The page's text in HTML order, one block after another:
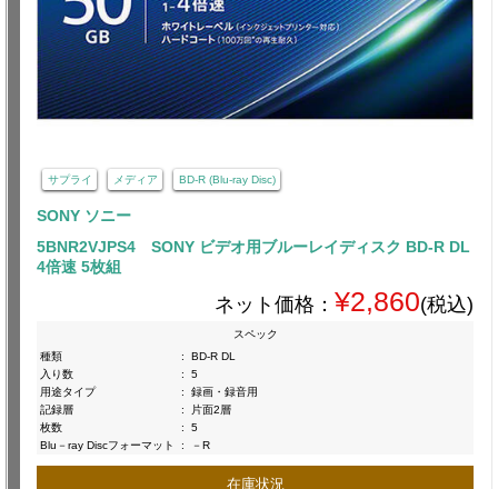
サプライ メディア BD-R (Blu-ray Disc)
SONY ソニー
5BNR2VJPS4 SONY ビデオ用ブルーレイディスク BD-R DL
4倍速 5枚組
ネット価格： ¥2,860(税込)
スペック
種類
:
BD-R DL
入り数
:
5
用途タイプ
:
録画・録音用
記録層
:
片面2層
枚数
:
5
Blu－ray Discフォーマット
: －R
在庫状況